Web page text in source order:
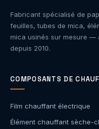
Fabricant spécialisé de
feuilles, tubes de mica,
mica usinés sur mesure —
depuis 2010.
COMPOSANTS DE
Film chauffant électrique
Élément chauffant sèche-